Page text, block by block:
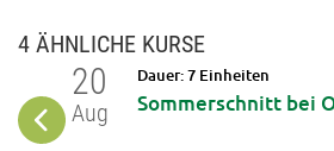
4 ÄHNLICHE KURSE
20
Aug
Dauer: 7 Einheiten
Sommerschnitt bei